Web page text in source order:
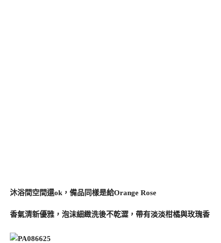
沐浴間空間還ok，備品同樣是給Orange Rose
香氣清新優雅，泡沫細緻洗後不乾澀，帶有淡淡柑橘與玫瑰香